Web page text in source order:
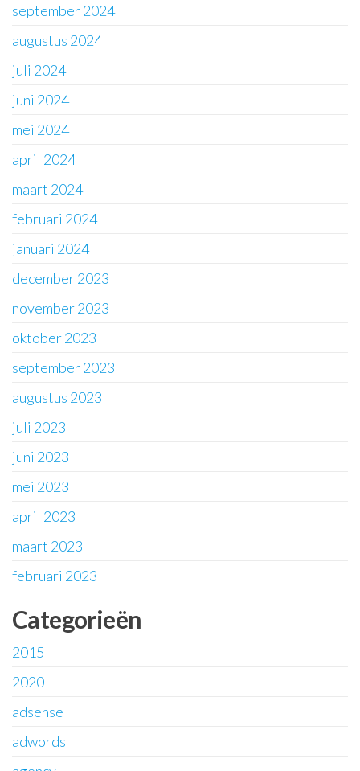
september 2024
augustus 2024
juli 2024
juni 2024
mei 2024
april 2024
maart 2024
februari 2024
januari 2024
december 2023
november 2023
oktober 2023
september 2023
augustus 2023
juli 2023
juni 2023
mei 2023
april 2023
maart 2023
februari 2023
Categorieën
2015
2020
adsense
adwords